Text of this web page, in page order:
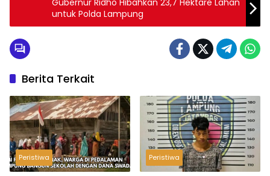
Gubernur Ridho Hibahkan 23,7 Hektare Lahan
untuk Polda Lampung
Berita Terkait
Peristiwa Peristiwa